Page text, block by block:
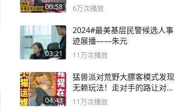
00:58 6万次播放
03:21
2024#最美基层民警候选人事
迹展播——朱元
11万次播放
04:43
猛兽派对荒野大膘客模式发现
无赖玩法！走对手的路让对手
无路可走
11万次播放